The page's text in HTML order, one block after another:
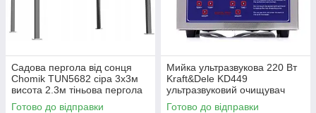
Садова пергола від сонця
Chomik TUN5682 сіра 3х3м
висота 2.3м тіньова пергола
для двору
Готово до відправки
Мийка ультразвукова 220 Вт
Kraft&Dele KD449
ультразвуковий очищувач
Готово до відправки